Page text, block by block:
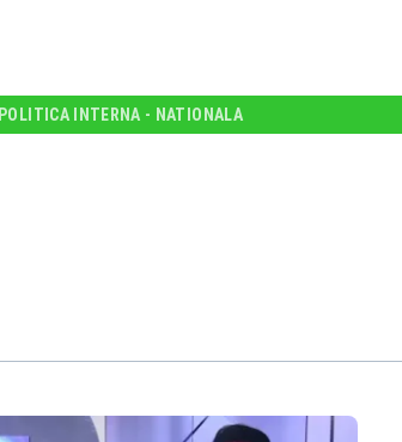
POLITICA INTERNA - NATIONALA